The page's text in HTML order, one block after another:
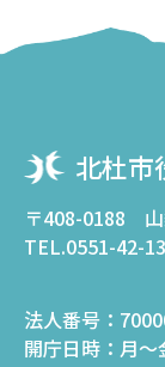
北杜
〒408-0188 山
TEL.0551-42-
法人番号：
開庁日時： 月～